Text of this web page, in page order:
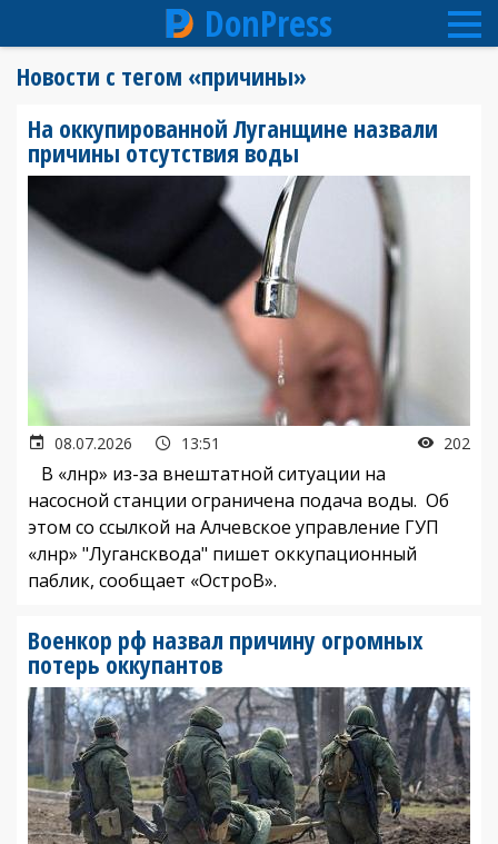
содержанию
DonPress
Новости с тегом «причины»
На оккупированной Луганщине назвали
причины отсутствия воды
08.07.2026 13:51 202
В «лнр» из-за внештатной ситуации на
насосной станции ограничена подача воды. Об
этом со ссылкой на Алчевское управление ГУП
«лнр» "Лугансквода" пишет оккупационный
паблик, сообщает «ОстроВ».
Военкор рф назвал причину огромных
потерь оккупантов